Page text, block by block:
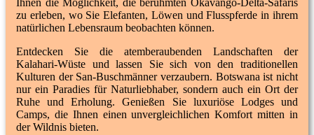
zu erleben, wo Sie Elefanten, Löwen und Flusspferde in ihrem
natürlichen Lebensraum beobachten können.
Entdecken Sie die atemberaubenden Landschaften der
Kalahari-Wüste und lassen Sie sich von den traditionellen
Kulturen der San-Buschmänner verzaubern. Botswana ist nicht
nur ein Paradies für Naturliebhaber, sondern auch ein Ort der
Ruhe und Erholung. Genießen Sie luxuriöse Lodges und
Camps, die Ihnen einen unvergleichlichen Komfort mitten in
der Wildnis bieten.